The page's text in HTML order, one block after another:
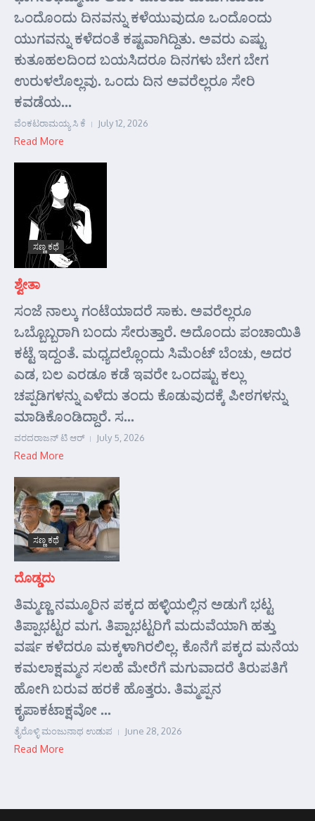
ಒಂದೊಂದು ದಿನವನ್ನು ಕಳೆಯುವುದೂ ಒಂದೊಂದು
ಯುಗವನ್ನು ಕಳೆದಂತೆ ಕಷ್ಟವಾಗಿದ್ದಿತು. ಅವರು ಎಷ್ಟು
ಕುತೂಹಲದಿಂದ ಬಯಸಿದರೂ ದಿನಗಳು ಬೇಗ ಬೇಗ
ಉರುಳಲೊಲ್ಲವು. ಒಂದು ದಿನ ಅವರೆಲ್ಲರೂ ಸೇರಿ
ಕವಡೆಯ...
ವೆಂಕಟರಾಮಯ್ಯ ಸಿ ಕೆ July 12, 2026
Read More
ಸಣ್ಣ ಕಥೆ
ಶ್ವೇತಾ
ಸಂಜೆ ನಾಲ್ಕು ಗಂಟೆಯಾದರೆ ಸಾಕು. ಅವರೆಲ್ಲರೂ
ಒಬ್ಬೊಬ್ಬರಾಗಿ ಬಂದು ಸೇರುತ್ತಾರೆ. ಅದೊಂದು ಪಂಚಾಯಿತಿ
ಕಟ್ಟೆ ಇದ್ದಂತೆ. ಮಧ್ಯದಲ್ಲೊಂದು ಸಿಮೆಂಟ್ ಬೆಂಚು, ಅದರ
ಎಡ, ಬಲ ಎರಡೂ ಕಡೆ ಇವರೇ ಒಂದಷ್ಟು ಕಲ್ಲು
ಚಪ್ಪಡಿಗಳನ್ನು ಎಳೆದು ತಂದು ಕೊಡುವುದಕ್ಕೆ ಪೀಠಗಳನ್ನು
ಮಾಡಿಕೊಂಡಿದ್ದಾರೆ. ಸ...
ವರದರಾಜನ್ ಟಿ ಆರ್ July 5, 2026
Read More
ಸಣ್ಣ ಕಥೆ
ದೊಡ್ಡದು
ತಿಮ್ಮಣ್ಣ ನಮ್ಮೂರಿನ ಪಕ್ಕದ ಹಳ್ಳಿಯಲ್ಲಿನ ಅಡುಗೆ ಭಟ್ಟ
ತಿಪ್ಪಾಭಟ್ಟರ ಮಗ. ತಿಪ್ಪಾಭಟ್ಟರಿಗೆ ಮದುವೆಯಾಗಿ ಹತ್ತು
ವರ್ಷ ಕಳೆದರೂ ಮಕ್ಕಳಾಗಿರಲಿಲ್ಲ. ಕೊನೆಗೆ ಪಕ್ಕದ ಮನೆಯ
ಕಮಲಾಕ್ಷಮ್ಮನ ಸಲಹೆ ಮೇರೆಗೆ ಮಗುವಾದರೆ ತಿರುಪತಿಗೆ
ಹೋಗಿ ಬರುವ ಹರಕೆ ಹೊತ್ತರು. ತಿಮ್ಮಪ್ಪನ
ಕೃಪಾಕಟಾಕ್ಷವೋ ...
ತೈರೊಳ್ಳಿ ಮಂಜುನಾಥ ಉಡುಪ June 28, 2026
Read More